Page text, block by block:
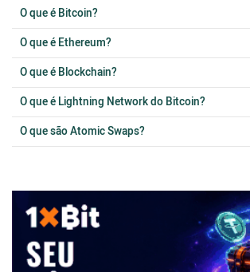
O que é Bitcoin?
O que é Ethereum?
O que é Blockchain?
O que é Lightning Network do Bitcoin?
O que são Atomic Swaps?